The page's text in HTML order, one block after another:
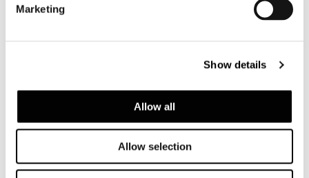
Marketing
Show details
Allow all
Allow selection